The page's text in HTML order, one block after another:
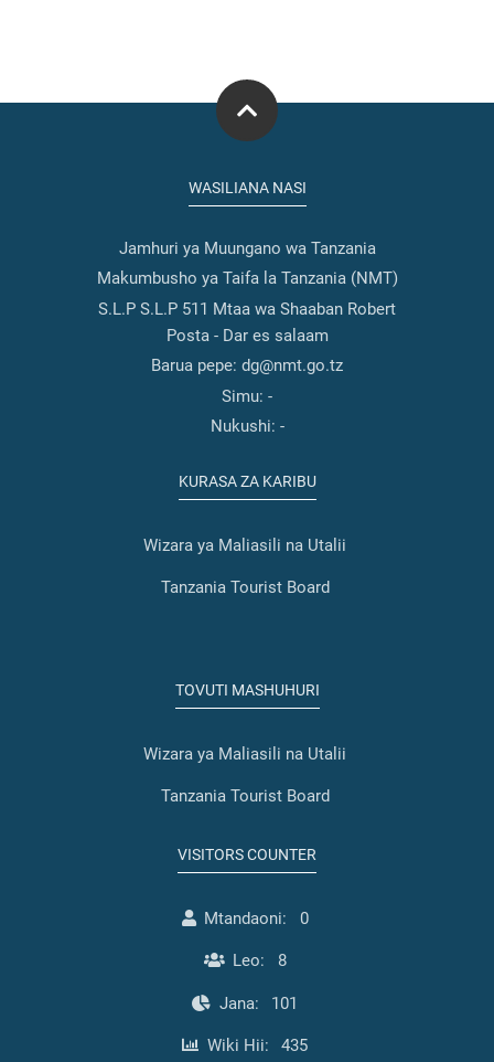
WASILIANA NASI
Jamhuri ya Muungano wa Tanzania
Makumbusho ya Taifa la Tanzania (NMT)
S.L.P S.L.P 511 Mtaa wa Shaaban Robert
Posta - Dar es salaam
Barua pepe: dg@nmt.go.tz
Simu: -
Nukushi: -
KURASA ZA KARIBU
Wizara ya Maliasili na Utalii
Tanzania Tourist Board
TOVUTI MASHUHURI
Wizara ya Maliasili na Utalii
Tanzania Tourist Board
VISITORS COUNTER
Mtandaoni: 0
Leo: 8
Jana: 101
Wiki Hii: 435